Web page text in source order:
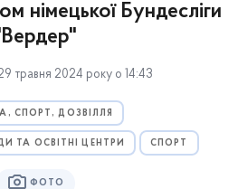
німецької Бундесліги
травня 2024 року о 14:43
СПОРТ, ДОЗВІЛЛЯ
ТА ОСВІТНІ ЦЕНТРИ СПОРТ
ФОТО